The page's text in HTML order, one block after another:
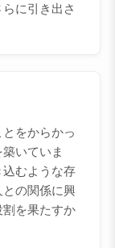
に引き出さ
をからかっ
いていま
むような存
の関係に興
を果たすか